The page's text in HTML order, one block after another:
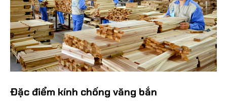
Đặc điểm kính chống văng bắn